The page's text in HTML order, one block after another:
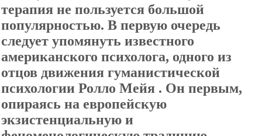
терапия не пользуется большой
популярностью. В первую очередь
следует упомянуть известного
американского психолога, одного из
отцов движения гуманистической
психологии Ролло Мейя . Он первым,
опираясь на европейскую
экзистенциальную и